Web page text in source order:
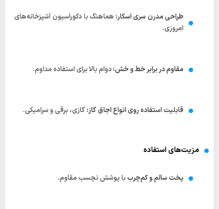
طراحی مدرن سری اسکار: هماهنگ با دکوراسیون آشپزخانه‌های
امروزی.
مقاوم در برابر خط و خش:دوام بالا برای استفاده مداوم.
قابلیت استفاده روی انواع اجاق گاز:گازی، برقی و سرامیکی.
مزیت‌های استفاده
پخت سالم و کم‌چرببا پوشش نچسب مقاوم.